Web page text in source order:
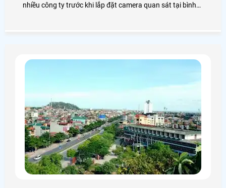
nhiều công ty trước khi lắp đặt camera quan sát tại bình